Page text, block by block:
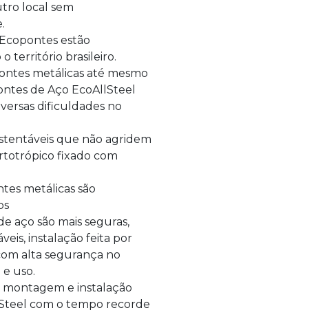
local sem
estão
território brasileiro.
metálicas até mesmo
de Aço EcoAllSteel
dificuldades no
que não agridem
fixado com
metálicas são
aço são mais seguras,
instalação feita por
alta segurança no
uso.
montagem e instalação
com o tempo recorde